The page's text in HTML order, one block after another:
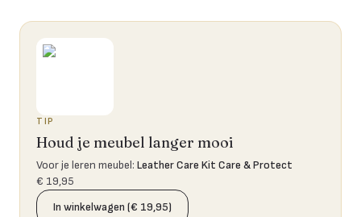
TIP
Houd je meubel langer mooi
Voor je leren meubel: Leather Care Kit Care & Protect
€ 19,95
In winkelwagen (€ 19,95)